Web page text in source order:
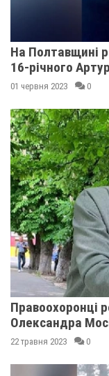
На Полтавщині
16-річного
01 червня 2023 0
Правоохоронці
Олександра
22 травня 2023 0